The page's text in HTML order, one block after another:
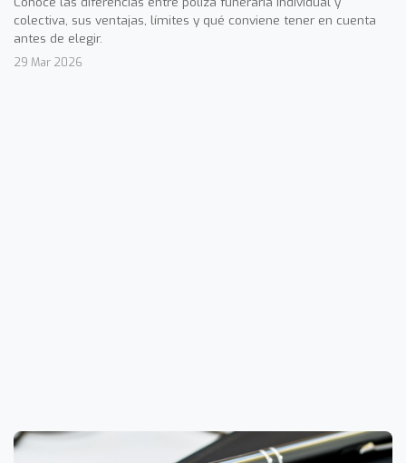
colectiva, sus ventajas, límites y qué conviene tener en cuenta
antes de elegir.
29 Mar 2026